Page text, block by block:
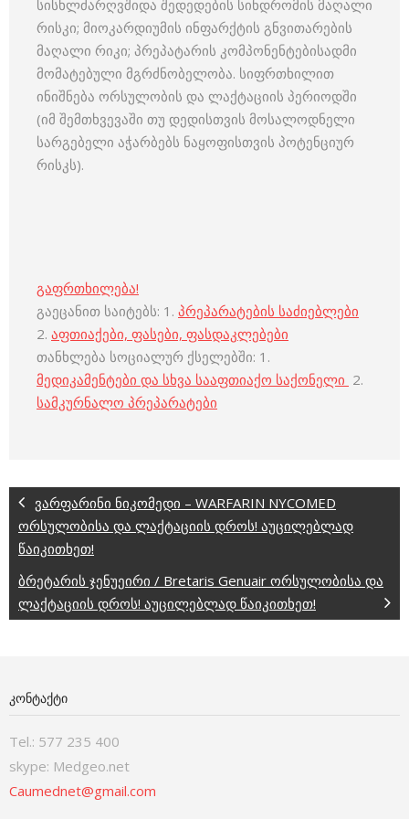
სისხლძარღვშიდა შედედების სინდრომის მაღალი
რისკი; მიოკარდიუმის ინფარქტის გნვითარების
მაღალი რიკი; პრეპატარის კომპონენტებისადმი
მომატებული მგრძნობელობა. სიფრთხილით
ინიშნება ორსულობის და ლაქტაციის პერიოდში
(იმ შემთხვევაში თუ დედისთვის მოსალოდნელი
სარგებელი აჭარბებს ნაყოფისთვის პოტენციურ
რისკს).
გაფრთხილება!
გაეცანით საიტებს: 1. პრეპარატების საძიებლები
2. აფთიაქები, ფასები, ფასდაკლებები
თანხლება სოციალურ ქსელებში: 1.
მედიკამენტები და სხვა სააფთიაქო საქონელი 2.
სამკურნალო პრეპარატები
ვარფარინი ნიკომედი – WARFARIN NYCOMED
ორსულობისა და ლაქტაციის დროს! აუცილებლად
წაიკითხეთ!
ბრეტარის ჯენუეირი / Bretaris Genuair ორსულობისა და
ლაქტაციის დროს! აუცილებლად წაიკითხეთ!
ᲙᲝᲜᲢᲐᲥᲢᲘ
Tel.: 577 235 400
skype: Medgeo.net
Caumednet@gmail.com